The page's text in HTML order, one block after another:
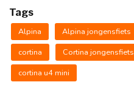
Tags
Alpina Alpina jongensfiets
cortina
Cortina jongensfiets
cortina u4 mini